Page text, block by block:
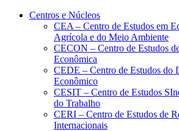
Conteúdo principal Menu principal
Centros e Núcleos
CEA – Centro de Estudos em
Agrícola e do Meio Ambiente
CECON – Centro de Estudos
Econômica
CEDE – Centro de Estudos do
Econômico
CESIT – Centro de Estudos
do Trabalho
CERI – Centro de Estudos de
Internacionais